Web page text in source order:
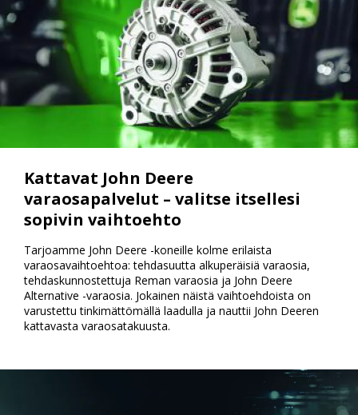
Kattavat John Deere
varaosapalvelut – valitse itsellesi
sopivin vaihtoehto
Tarjoamme John Deere -koneille kolme erilaista
varaosavaihtoehtoa: tehdasuutta alkuperäisiä varaosia,
tehdaskunnostettuja Reman varaosia ja John Deere
Alternative -varaosia. Jokainen näistä vaihtoehdoista on
varustettu tinkimättömällä laadulla ja nauttii John Deeren
kattavasta varaosatakuusta.